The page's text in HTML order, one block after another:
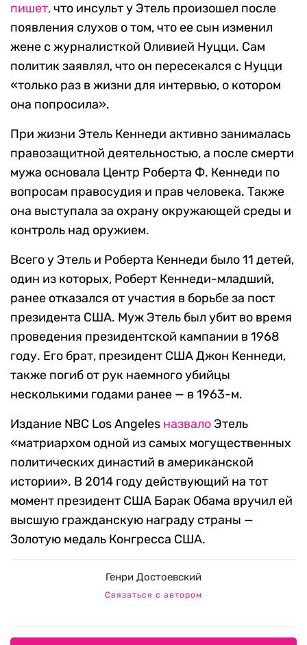
пишет,что инсульт у Этель произошел после
появления слухов о том, что ее сын изменил
жене с журналисткой Оливией Нуцци. Сам
политик заявлял, что он пересекался с Нуцци
«только раз в жизни для интервью, о котором
она попросила».
При жизни Этель Кеннеди активно занималась
правозащитной деятельностью, а после смерти
мужа основала Центр Роберта Ф. Кеннеди по
вопросам правосудия и прав человека. Также
она выступала за охрану окружающей среды и
контроль над оружием.
Всего у Этель и Роберта Кеннеди было 11 детей,
один из которых, Роберт Кеннеди-младший,
ранее отказался от участия в борьбе за пост
президента США. Муж Этель был убит во время
проведения президентской кампании в 1968
году. Его брат, президент США Джон Кеннеди,
также погиб от рук наемного убийцы
несколькими годами ранее — в 1963-м.
Издание NBC Los Angeles назвало Этель
«матриархом одной из самых могущественных
политических династий в американской
истории». В 2014 году действующий на тот
момент президент США Барак Обама вручил ей
высшую гражданскую награду страны —
Золотую медаль Конгресса США.
Генри Достоевский
Связаться с автором